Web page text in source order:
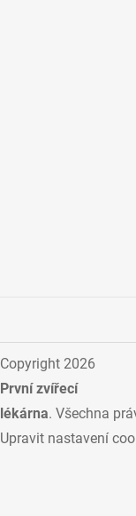
Copyright 2026
První zvířecí
lékárna. Všechna
Upravit nastavení